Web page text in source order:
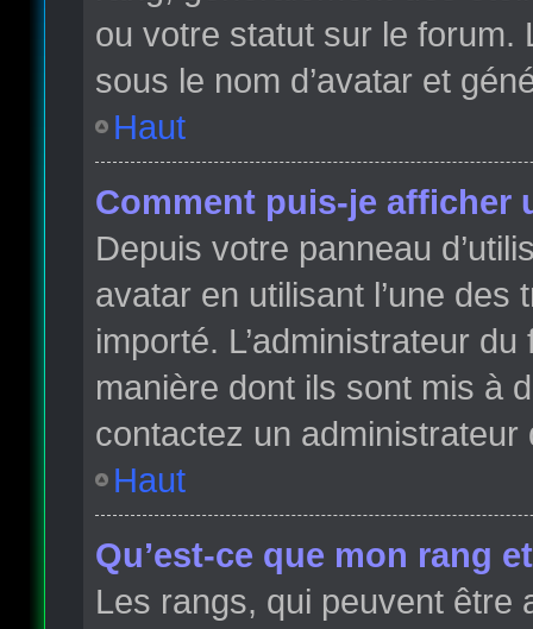
ou votre statut sur le forum.
sous le nom d’avatar et
Haut
Comment puis-je afficher
Depuis votre panneau
avatar en utilisant l’une
importé. L’administrateur
manière dont ils sont mis à
contactez un administrateur
Haut
Qu’est-ce que mon rang
Les rangs, qui peuvent être